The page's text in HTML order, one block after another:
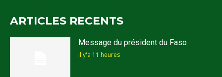
ARTICLES RECENTS
Message du président du Faso
il y'a 11 heures